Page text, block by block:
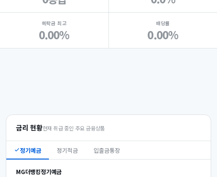
예탁금 최고
0.00%
배당률
0.00%
금리 현황현재 취급 중인 주요 금융상품
정기예금 정기적금 입출금통장
MG더뱅킹정기예금